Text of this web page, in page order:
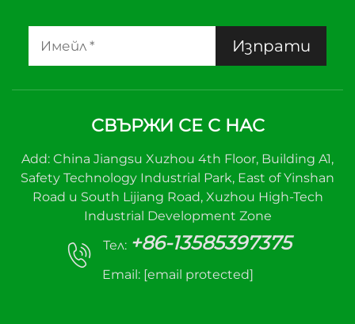
Изпрати
СВЪРЖИ СЕ С НАС
Add: China Jiangsu Xuzhou 4th Floor, Building A1,
Safety Technology Industrial Park, East of Yinshan
Road и South Lijiang Road, Xuzhou High-Tech
Industrial Development Zone
Тел: +86-13585397375
Email: [email protected]